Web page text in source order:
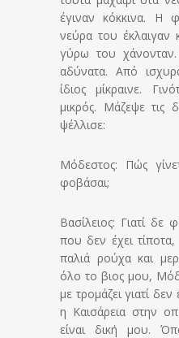
έγιναν κόκκινα. Η
νεύρα του έκλαιγαν
γύρω του
αδύνατα. Από
ίδιος μίκραινε.
μικρός. Μάζεψε τις
ψέλλισε:
Μόδεστος: Πώς
φοβάσαι;
Βασίλειος: Γιατί δε
που δεν έχει
παλιά ρούχα και
όλο το βιος μου,
με τρομάζει γιατί
η Καισάρεια στην
είναι δική μου.